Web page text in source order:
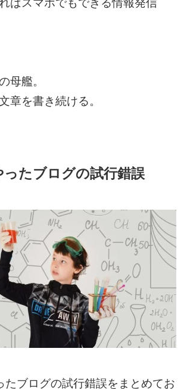
ばスマホでもできる情報発信
母艦。
章を書き続ける。
ったブログの試行錯誤
たブログの試行錯誤をまとめてお